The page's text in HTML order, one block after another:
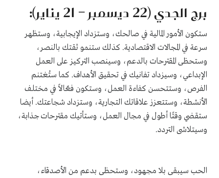
برج الجدي (22 ديسمبر – 21 يناير):
ستكون الأمور المالية في صالحك، وستزداد الإيجابية، وستظهر
سرعة في المجالات الاقتصادية. كذلك ستنمو ثقتك بالنصر،
وستحظى المقترحات بالدعم، وسينصب التركيز على العمل
الإبداعي، وسيزداد تفانيك في تحقيق الأهداف. كما ستُغتنم
الفرص، وستتحسن كفاءة العمل، وستكون فعّالاً في مختلف
الأنشطة، وستتعزز علاقاتك التجارية، وستزداد شجاعتك. أيضا
ستقضي وقتًا أطول في مجال العمل، وستأتيك مقترحات جذابة،
وسيتلاشى التردد.
الحب سيبقى بلا مجهود، وستحظى بدعم من الأصدقاء،